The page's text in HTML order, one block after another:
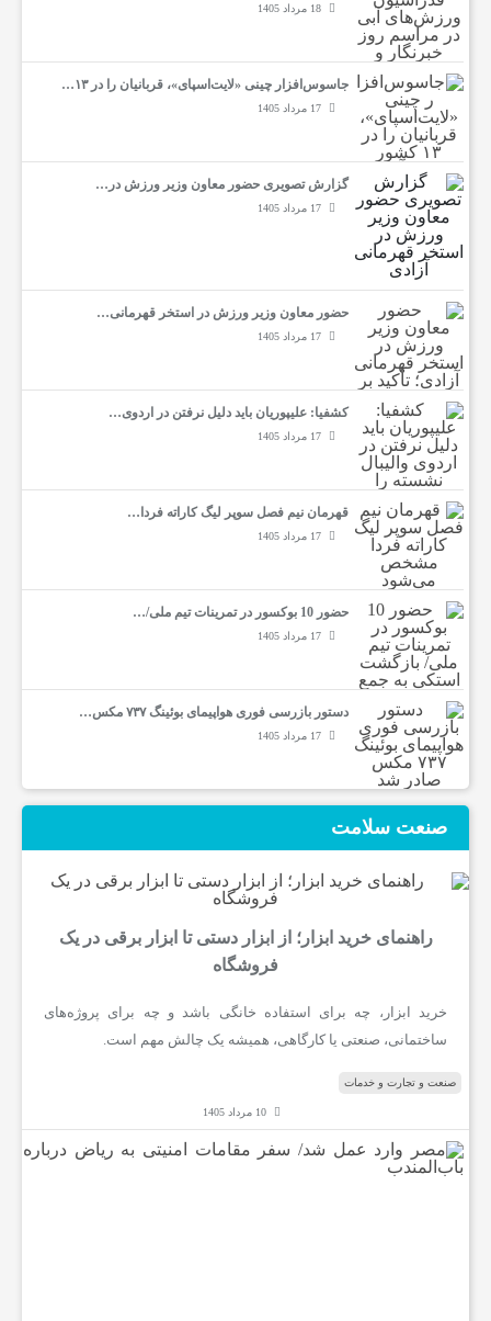
18 مرداد 1405
جاسوس‌افزار چینی «لایت‌اسپای»، قربانیان را در ۱۳…
17 مرداد 1405
گزارش تصویری حضور معاون وزیر ورزش در…
17 مرداد 1405
حضور معاون وزیر ورزش در استخر قهرمانی…
17 مرداد 1405
کشفیا: علیپوریان باید دلیل نرفتن در اردوی…
17 مرداد 1405
قهرمان نیم فصل سوپر لیگ کاراته فردا…
17 مرداد 1405
حضور 10 بوکسور در تمرینات تیم ملی/…
17 مرداد 1405
دستور بازرسی فوری هواپیمای بوئینگ ۷۳۷ مکس…
17 مرداد 1405
صنعت سلامت
راهنمای خرید ابزار؛ از ابزار دستی تا ابزار برقی در یک
فروشگاه
خرید ابزار، چه برای استفاده خانگی باشد و چه برای پروژه‌های
ساختمانی، صنعتی یا کارگاهی، همیشه یک چالش مهم است.
صنعت و تجارت و خدمات
10 مرداد 1405